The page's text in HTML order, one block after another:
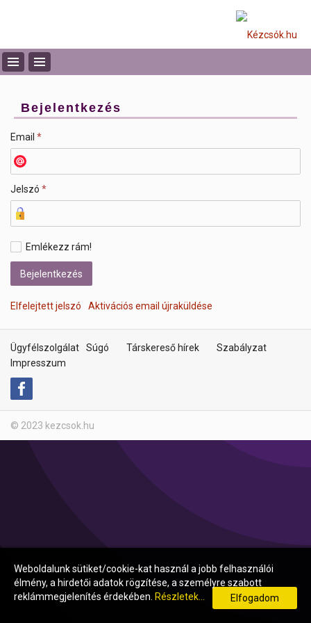
Bejelentkezés
Email *
Jelszó *
Emlékezz rám!
Elfelejtett jelszó Aktivációs email újraküldése
Ügyfélszolgálat Súgó Társkereső hírek
Szabályzat
Impresszum
© 2023 kezcsok.hu
Weboldalunk sütiket/cookie-kat használ a jobb felhasználói
élmény, a hirdetői adatok rögzítése, a személyre szabott
reklámmegjelenítés érdekében. Részletek... Elfogadom